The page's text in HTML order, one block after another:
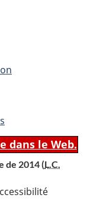
dans le Web.
de 2014 (L.C.